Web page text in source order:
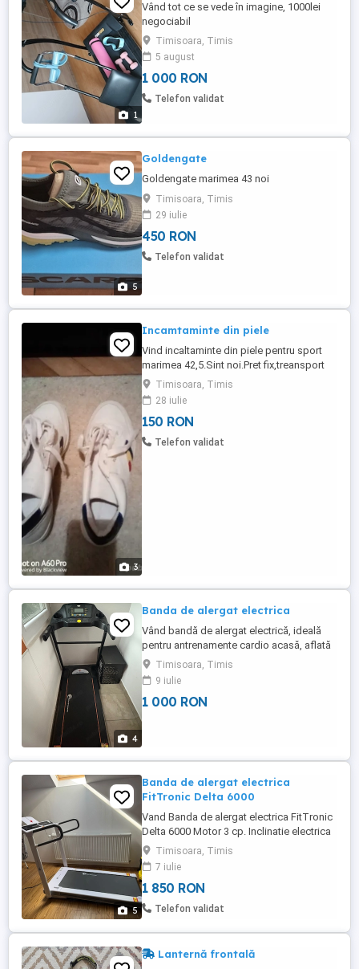
1
Vând tot ce se vede în imagine, 1000lei
negociabil
Timisoara, Timis
5 august
1 000 RON
Telefon validat
5
Goldengate
Goldengate marimea 43 noi
Timisoara, Timis
29 iulie
450 RON
Telefon validat
3
Incamtaminte din piele
Vind incaltaminte din piele pentru sport
marimea 42,5.Sint noi.Pret fix,treansport
prin posta suportat de catre cumparator.
Timisoara, Timis
28 iulie
150 RON
Telefon validat
4
Banda de alergat electrica
Vând bandă de alergat electrică, ideală
pentru antrenamente cardio acasă, aflată
într-o stare tehnică și estetică foarte bună,
fiind utilizată extrem de puțin. Motorul este
silențios, iar covorul de rulare nu prezintă
urme de uzură. Detalii tehnice și dotări:
Timisoara, Timis
9 iulie
1 000 RON
5
Banda de alergat electrica
FitTronic Delta 6000
Vand Banda de alergat electrica FitTronic
Delta 6000 Motor 3 cp. Inclinatie electrica
20% . Viteza max: 16 km. Stare perfecta.
Suprafata alergare: 120x50. Greutate
suportata: 140 kg. Predare personala. Se
poate testa.
Timisoara, Timis
7 iulie
1 850 RON
Telefon validat
Lanternă frontală